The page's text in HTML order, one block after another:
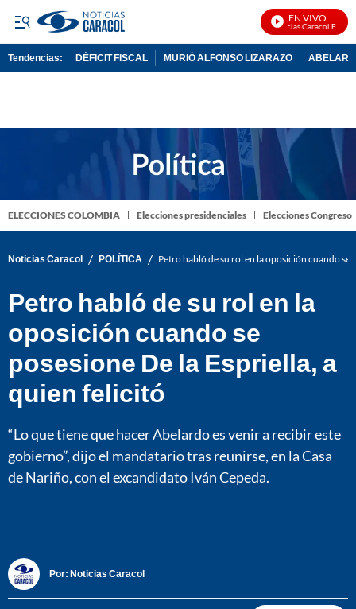
EN VIVO
Noticias Caracol En Vivo
Tendencias: DÉFICIT FISCAL MURIÓ ALFONSO LIZARAZO
ELECCIONES COLOMBIA Elecciones presidenciales Elecciones Congreso
Noticias Caracol / POLÍTICA / Petro habló de su rol en la oposición cuando se
Petro habló de su rol en la
oposición cuando se
posesione De la Espriella, a
quien felicitó
“Lo que tiene que hacer Abelardo es venir a recibir este
gobierno”, dijo el mandatario tras reunirse, en la Casa
de Nariño, con el excandidato Iván Cepeda.
Por: Noticias Caracol